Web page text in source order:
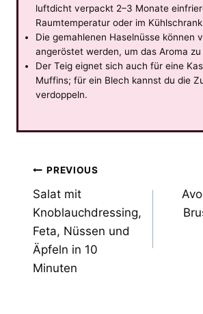
luftdicht verpackt 2–3 Monate
Raumtemperatur oder im
Die gemahlenen Haselnüsse können
angeröstet werden, um das Aroma
Der Teig eignet sich auch für eine
Muffins; für ein Blech kannst du die
verdoppeln.
Post
navigation
PREVIOUS
Salat mit
Knoblauchdressing,
Feta, Nüssen und
Äpfeln in 10
Minuten